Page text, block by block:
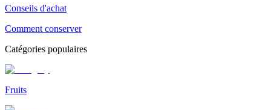
Conseils d'achat
Comment conserver
Catégories populaires
Fruits